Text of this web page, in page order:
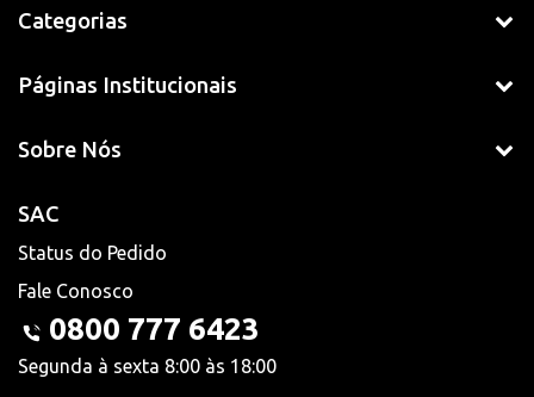
Categorias
Páginas Institucionais
Sobre Nós
SAC
Status do Pedido
Fale Conosco
0800 777 6423
Segunda à sexta 8:00 às 18:00